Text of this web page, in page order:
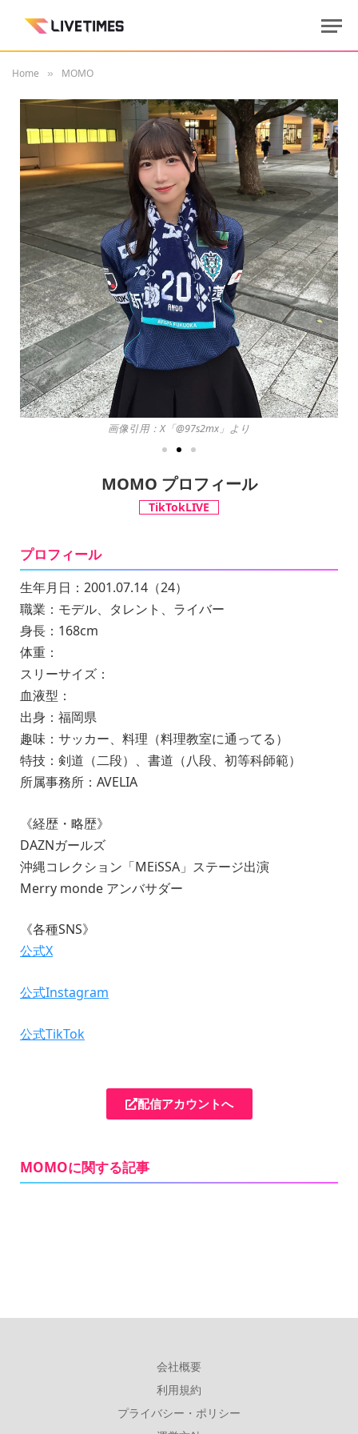
Home » MOMO
画像引用：X「@97s2mx」より
MOMO プロフィール
TikTokLIVE
プロフィール
生年月日：2001.07.14（24）
職業：モデル、タレント、ライバー
身長：168cm
体重：
スリーサイズ：
血液型：
出身：福岡県
趣味：サッカー、料理（料理教室に通ってる）
特技：剣道（二段）、書道（八段、初等科師範）
所属事務所：AVELIA
《経歴・略歴》
DAZNガールズ
沖縄コレクション「MEiSSA」ステージ出演
Merry monde アンバサダー
《各種SNS》
公式X
公式Instagram
公式TikTok
配信アカウントへ
MOMOに関する記事
会社概要
利用規約
プライバシー・ポリシー